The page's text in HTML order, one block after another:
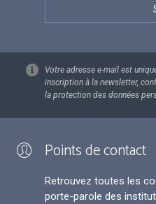
Votre adresse e-mail est
inscription à la newsletter,
la protection des données
Points de contact
Retrouvez toutes les
porte-parole des